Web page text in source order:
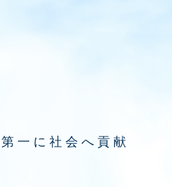
一 に 社 会 へ 貢 献